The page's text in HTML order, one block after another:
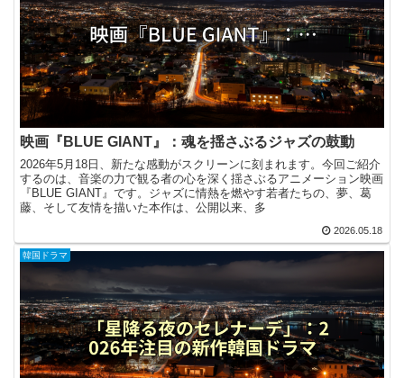
映画『BLUE GIANT』：魂を揺さぶるジャズの鼓動
2026年5月18日、新たな感動がスクリーンに刻まれます。今回ご紹介
するのは、音楽の力で観る者の心を深く揺さぶるアニメーション映画
『BLUE GIANT』です。ジャズに情熱を燃やす若者たちの、夢、葛
藤、そして友情を描いた本作は、公開以来、多
2026.05.18
韓国ドラマ